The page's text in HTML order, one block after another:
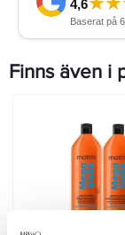
Finns även i